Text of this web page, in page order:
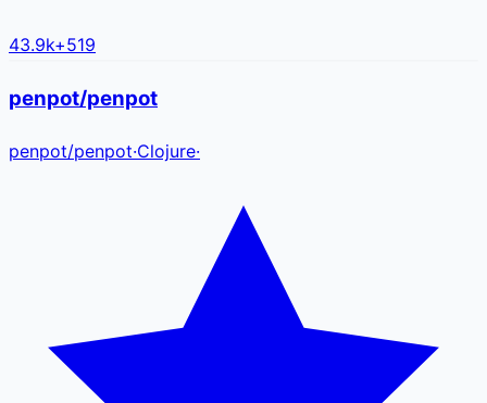
43.9k+519
penpot/penpot
penpot/penpot·Clojure·